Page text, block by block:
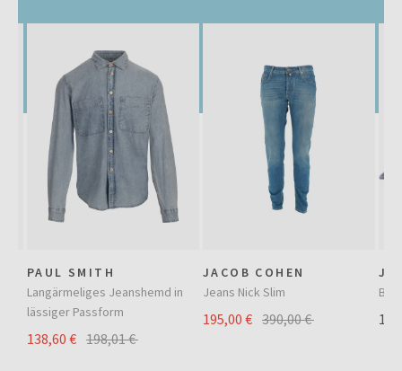
PAUL SMITH
Langärmeliges Jeanshemd in
lässiger Passform
138,60 € 198,01 €
JACOB COHEN
Jeans Nick Slim
195,00 € 390,00 €